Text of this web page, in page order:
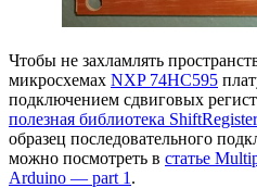
Чтобы не захламлять
микросхемах NXP 74HC595
подключением сдвиговых
полезная библиотека
образец последовательного
можно посмотреть в статье
Arduino — part 1 .